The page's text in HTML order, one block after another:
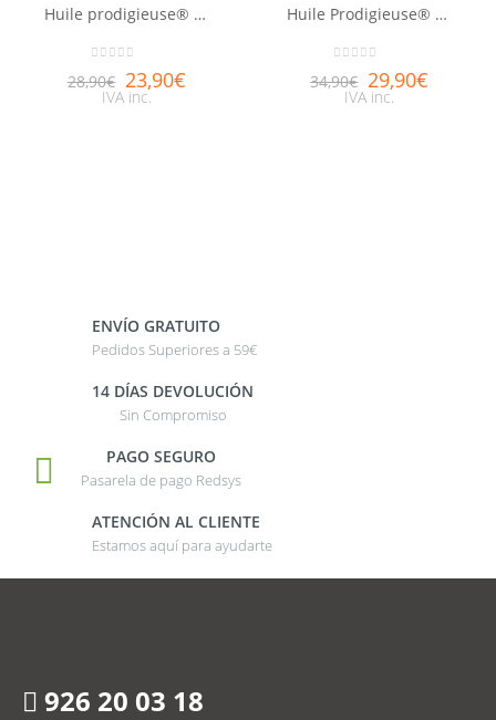
Huile prodigieuse® or NUXE 50ml
out of 5
28,90€ 23,90€
IVA inc.
Huile Prodigieuse® Florale NUXE 100ml
out of 5
34,90€ 29,90€
IVA inc.
ENVÍO GRATUITO
Pedidos Superiores a 59€
14 DÍAS DEVOLUCIÓN
Sin Compromiso
PAGO SEGURO
Pasarela de pago Redsys
ATENCIÓN AL CLIENTE
Estamos aquí para ayudarte
926 20 03 18